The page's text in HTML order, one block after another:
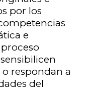
por los
e
respondan a
del